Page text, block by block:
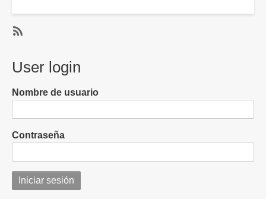
cupo
este
febrero
a
Ocupación
User login
Nombre de usuario
Contraseña